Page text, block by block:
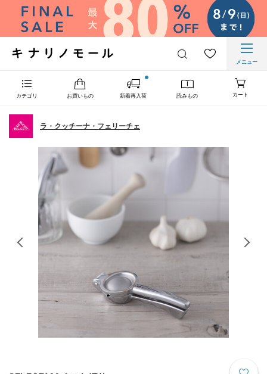
メニュー
カテゴリ お買いもの 新着再入荷 読みもの カート
ラ・クッチーナ・フェリーチェ